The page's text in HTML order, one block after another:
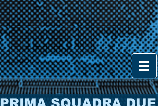
PRIMA SQUADRA DUE